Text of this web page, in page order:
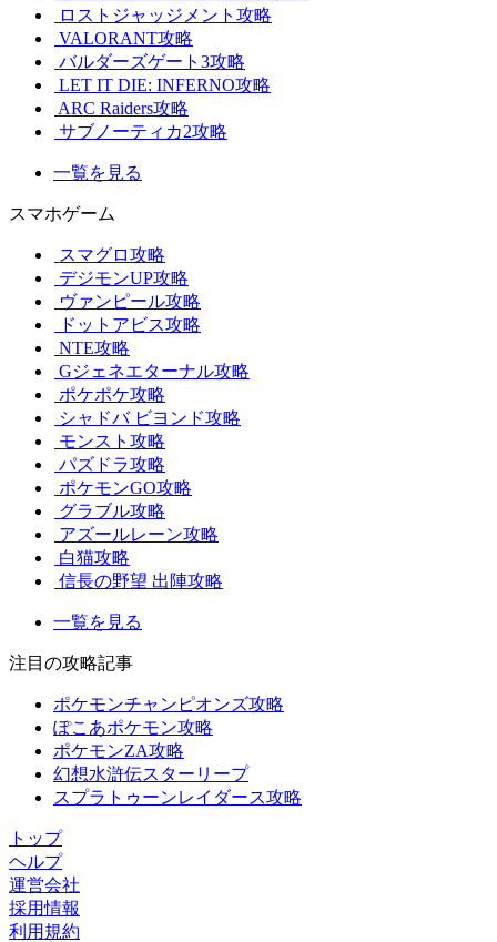
ロストジャッジメント攻略
VALORANT攻略
バルダーズゲート3攻略
LET IT DIE: INFERNO攻略
ARC Raiders攻略
サブノーティカ2攻略
一覧を見る
スマホゲーム
スマグロ攻略
デジモンUP攻略
ヴァンピール攻略
ドットアビス攻略
NTE攻略
Gジェネエターナル攻略
ポケポケ攻略
シャドバ ビヨンド攻略
モンスト攻略
パズドラ攻略
ポケモンGO攻略
グラブル攻略
アズールレーン攻略
白猫攻略
信長の野望 出陣攻略
一覧を見る
注目の攻略記事
ポケモンチャンピオンズ攻略
ぽこあポケモン攻略
ポケモンZA攻略
幻想水滸伝スターリープ
スプラトゥーンレイダース攻略
トップ
ヘルプ
運営会社
採用情報
利用規約